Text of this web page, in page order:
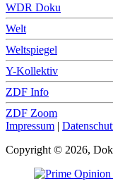
WDR Doku
Welt
Weltspiegel
Y-Kollektiv
ZDF Info
ZDF Zoom
Impressum |
Copyright © 2026,